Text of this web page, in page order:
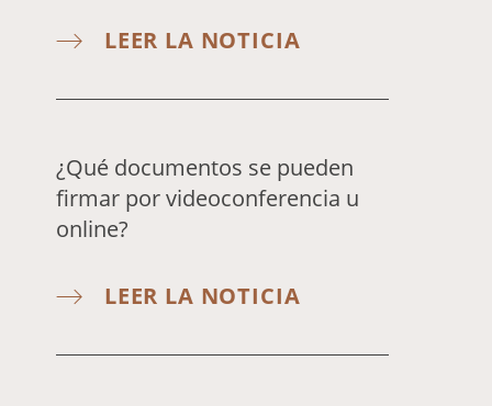
LEER LA NOTICIA
¿Qué documentos se pueden
firmar por videoconferencia u
online?
LEER LA NOTICIA